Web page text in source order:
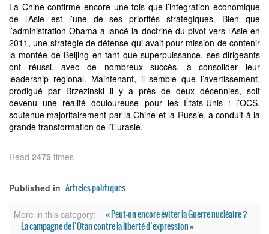
La Chine confirme encore une fois que l’intégration économique
de l’Asie est l’une de ses priorités stratégiques. Bien que
l’administration Obama a lancé la doctrine du pivot vers l’Asie en
2011, une stratégie de défense qui avait pour mission de contenir
la montée de Beijing en tant que superpuissance, ses dirigeants
ont réussi, avec de nombreux succès, à consolider leur
leadership régional. Maintenant, il semble que l’avertissement,
prodigué par Brzezinski il y a près de deux décennies, soit
devenu une réalité douloureuse pour les États-Unis : l’OCS,
soutenue majoritairement par la Chine et la Russie, a conduit à la
grande transformation de l’Eurasie.
Read 2475 times
Published in Articles politiques
More in this category:
« Peut-on encore éviter la Guerre nucléaire ?
La campagne de l’Otan contre la liberté d’expression »